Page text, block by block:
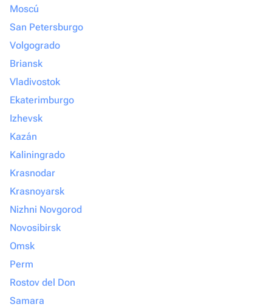
Moscú
San Petersburgo
Volgogrado
Briansk
Vladivostok
Ekaterimburgo
Izhevsk
Kazán
Kaliningrado
Krasnodar
Krasnoyarsk
Nizhni Novgorod
Novosibirsk
Omsk
Perm
Rostov del Don
Samara